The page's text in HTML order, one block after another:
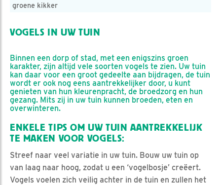
groene kikker
VOGELS IN UW TUIN
Binnen een dorp of stad, met een enigszins groen
karakter, zijn altijd vele soorten vogels te zien. Uw tuin
kan daar voor een groot gedeelte aan bijdragen, de tuin
wordt er ook nog eens aantrekkelijker door, u kunt
genieten van hun kleurenpracht, de broedzorg en hun
gezang. Mits zij in uw tuin kunnen broeden, eten en
overwinteren.
ENKELE TIPS OM UW TUIN AANTREKKELIJK
TE MAKEN VOOR VOGELS:
Streef naar veel variatie in uw tuin. Bouw uw tuin op
van laag naar hoog, zodat u een ‘vogelbosje’ creëert.
Vogels voelen zich veilig achter in de tuin en zullen het